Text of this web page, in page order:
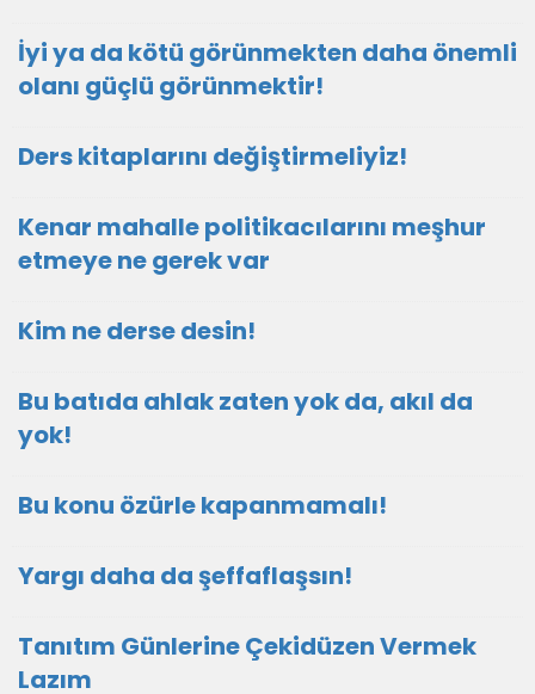
İyi ya da kötü görünmekten daha önemli
olanı güçlü görünmektir!
Ders kitaplarını değiştirmeliyiz!
Kenar mahalle politikacılarını meşhur
etmeye ne gerek var
Kim ne derse desin!
Bu batıda ahlak zaten yok da, akıl da
yok!
Bu konu özürle kapanmamalı!
Yargı daha da şeffaflaşsın!
Tanıtım Günlerine Çekidüzen Vermek
Lazım